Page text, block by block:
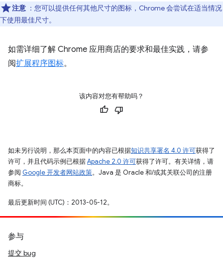
注意 ：您可以提供任何其他尺寸的图标，Chrome 会尝试在适当情况
下使用最佳尺寸。
如需详细了解 Chrome 应用商店的要求和最佳实践，请参
阅扩展程序图标。
该内容对您有帮助吗？
如未另行说明，那么本页面中的内容已根据知识共享署名 4.0 许可获得了
许可，并且代码示例已根据Apache 2.0 许可获得了许可。有关详情，请
参阅 Google 开发者网站政策。Java 是 Oracle 和/或其关联公司的注册
商标。
最后更新时间 (UTC)：2013-05-12。
参与
提交 bug